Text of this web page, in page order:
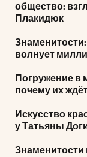
общество:
Плакидюк
волнует
Погружение в
почему их
Искусство
у Татьяны
Знаменитости